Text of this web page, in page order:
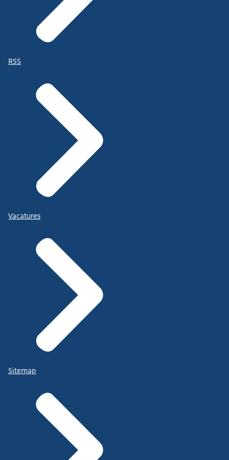
RSS
Vacatures
Sitemap